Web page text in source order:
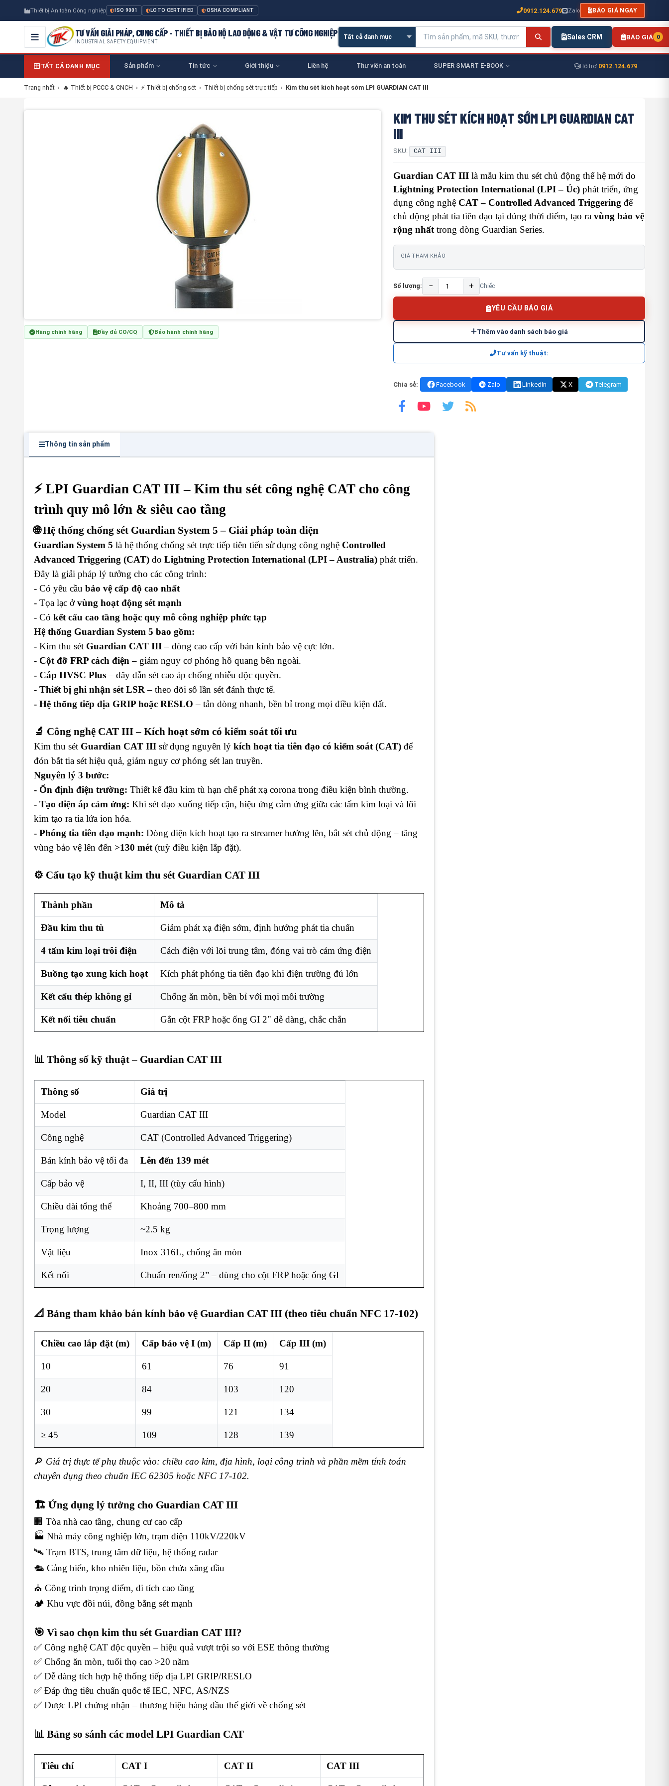
Thiết bị An toàn Công nghiệp ISO 9001 LOTO CERTIFIED OSHA COMPLIANT 0912.124.679 Zalo BÁO GIÁ NGAY
TƯ VẤN GIẢI PHÁP, CUNG CẤP - THIẾT BỊ BẢO HỘ LAO ĐỘNG & VẬT TƯ CÔNG NGHIỆP
INDUSTRIAL SAFETY EQUIPMENT
Sales CRM BÁO GIÁ 0
TẤT CẢ DANH MỤC Sản phẩm Tin tức Giới thiệu Liên hệ Thư viên an toàn SUPER SMART E-BOOK Hỗ trợ:0912.124.679
Trang nhất › 🔥 Thiết bị PCCC & CNCH › ⚡ Thiết bị chống sét › Thiết bị chống sét trực tiếp › Kim thu sét kích hoạt sớm LPI GUARDIAN CAT III
Hàng chính hãng Đầy đủ CO/CQ Bảo hành chính hãng
KIM THU SÉT KÍCH HOẠT SỚM LPI GUARDIAN CAT
III
SKU: CAT III
Guardian CAT III là mẫu kim thu sét chủ động thế hệ mới do
Lightning Protection International (LPI – Úc) phát triển, ứng
dụng công nghệ CAT – Controlled Advanced Triggering để
chủ động phát tia tiên đạo tại đúng thời điểm, tạo ra vùng bảo vệ
rộng nhất trong dòng Guardian Series.
GIÁ THAM KHẢO
Số lượng: − + Chiếc
YÊU CẦU BÁO GIÁ
Thêm vào danh sách báo giá
Tư vấn kỹ thuật:
Chia sẻ: Facebook Zalo LinkedIn X Telegram
Thông tin sản phẩm
⚡ LPI Guardian CAT III – Kim thu sét công nghệ CAT cho công
trình quy mô lớn & siêu cao tầng
🌐 Hệ thống chống sét Guardian System 5 – Giải pháp toàn diện
Guardian System 5 là hệ thống chống sét trực tiếp tiên tiến sử dụng công nghệ Controlled
Advanced Triggering (CAT) do Lightning Protection International (LPI – Australia) phát triển.
Đây là giải pháp lý tưởng cho các công trình:
- Có yêu cầu bảo vệ cấp độ cao nhất
- Tọa lạc ởvùng hoạt động sét mạnh
- Có kết cấu cao tầng hoặc quy mô công nghiệp phức tạp
Hệ thống Guardian System 5 bao gồm:
- Kim thu sét Guardian CAT III– dòng cao cấp với bán kính bảo vệ cực lớn.
- Cột đỡ FRP cách điện – giảm nguy cơ phóng hồ quang bên ngoài.
- Cáp HVSC Plus– dây dẫn sét cao áp chống nhiễu độc quyền.
- Thiết bị ghi nhận sét LSR – theo dõi số lần sét đánh thực tế.
- Hệ thống tiếp địa GRIP hoặc RESLO – tản dòng nhanh, bền bỉ trong mọi điều kiện đất.
🔬 Công nghệ CAT III – Kích hoạt sớm có kiểm soát tối ưu
Kim thu sét Guardian CAT III sử dụng nguyên lý kích hoạt tia tiên đạo có kiểm soát (CAT) để
đón bắt tia sét hiệu quả, giảm nguy cơ phóng sét lan truyền.
Nguyên lý 3 bước:
- Ổn định điện trường: Thiết kế đầu kim tù hạn chế phát xạ corona trong điều kiện bình thường.
- Tạo điện áp cảm ứng: Khi sét đạo xuống tiếp cận, hiệu ứng cảm ứng giữa các tấm kim loại và lõi
kim tạo ra tia lửa ion hóa.
- Phóng tia tiên đạo mạnh: Dòng điện kích hoạt tạo ra streamer hướng lên, bắt sét chủ động – tăng
vùng bảo vệ lên đến >130 mét (tuỳ điều kiện lắp đặt).
⚙ Cấu tạo kỹ thuật kim thu sét Guardian CAT III
Thành phần Mô tả
Đầu kim thu tù Giảm phát xạ điện sớm, định hướng phát tia chuẩn
4 tấm kim loại trôi điện Cách điện với lõi trung tâm, đóng vai trò cảm ứng điện
Buồng tạo xung kích hoạt Kích phát phóng tia tiên đạo khi điện trường đủ lớn
Kết cấu thép không gỉ Chống ăn mòn, bền bỉ với mọi môi trường
Kết nối tiêu chuẩn Gắn cột FRP hoặc ống GI 2" dễ dàng, chắc chắn
📊 Thông số kỹ thuật – Guardian CAT III
Thông số Giá trị
Model Guardian CAT III
Công nghệ CAT (Controlled Advanced Triggering)
Bán kính bảo vệ tối đa Lên đến 139 mét
Cấp bảo vệ I, II, III (tùy cấu hình)
Chiều dài tổng thể Khoảng 700–800 mm
Trọng lượng ~2.5 kg
Vật liệu Inox 316L, chống ăn mòn
Kết nối Chuẩn ren/ống 2” – dùng cho cột FRP hoặc ống GI
📐 Bảng tham khảo bán kính bảo vệ Guardian CAT III (theo tiêu chuẩn NFC 17-102)
Chiều cao lắp đặt (m) Cấp bảo vệ I (m) Cấp II (m) Cấp III (m)
10 61 76 91
20 84 103 120
30 99 121 134
≥ 45 109 128 139
🔎 Giá trị thực tế phụ thuộc vào: chiều cao kim, địa hình, loại công trình và phần mềm tính toán
chuyên dụng theo chuẩn IEC 62305 hoặc NFC 17-102.
🏗 Ứng dụng lý tưởng cho Guardian CAT III
🏢 Tòa nhà cao tầng, chung cư cao cấp
🏭 Nhà máy công nghiệp lớn, trạm điện 110kV/220kV
🛰 Trạm BTS, trung tâm dữ liệu, hệ thống radar
🛳 Cảng biển, kho nhiên liệu, bồn chứa xăng dầu
⛪ Công trình trọng điểm, di tích cao tầng
🏕 Khu vực đồi núi, đồng bằng sét mạnh
🎯 Vì sao chọn kim thu sét Guardian CAT III?
✅ Công nghệ CAT độc quyền – hiệu quả vượt trội so với ESE thông thường
✅ Chống ăn mòn, tuổi thọ cao >20 năm
✅ Dễ dàng tích hợp hệ thống tiếp địa LPI GRIP/RESLO
✅ Đáp ứng tiêu chuẩn quốc tế IEC, NFC, AS/NZS
✅ Được LPI chứng nhận – thương hiệu hàng đầu thế giới về chống sét
📊 Bảng so sánh các model LPI Guardian CAT
Tiêu chí CAT I CAT II CAT III